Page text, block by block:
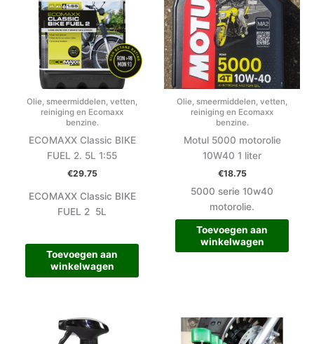
Olie, smeermiddelen, vetten,
reiniging en Ecomaxx
benzine.
ECOMAXX Classic BIKE
FUEL 2. 5L 1:55
€29.75
ECOMAXX Classic BIKE
FUEL 2 5L
Toevoegen aan
winkelwagen
Olie, smeermiddelen, vetten,
reiniging en Ecomaxx
benzine.
Motul 5000 motorolie
10W40 1 liter
€18.75
5000 serie 10w40
motorolie.
Toevoegen aan
winkelwagen